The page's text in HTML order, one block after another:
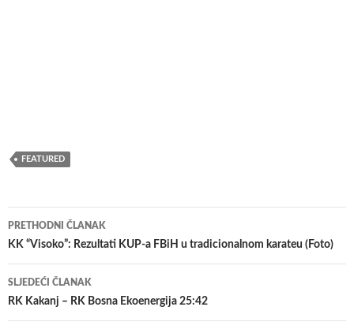
FEATURED
Navigacija
članaka
PRETHODNI ČLANAK
KK “Visoko”: Rezultati KUP-a FBiH u tradicionalnom karateu (Foto)
SLJEDEĆI ČLANAK
RK Kakanj – RK Bosna Ekoenergija 25:42